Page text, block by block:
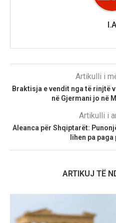
Artikulli i
Braktisja e vendit nga të rinjtë
në Gjermani jo në
Artikulli i
Aleanca për Shqiptarët:
lihen pa
ARTIKUJ TË